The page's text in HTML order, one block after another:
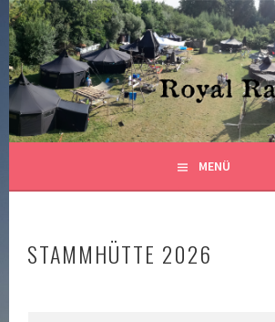
Springe
zum
InhaltROYAL RANGERS
CHRISTLICHE PFADFINDER BIBERACH
MENÜ
STAMMHÜTTE 2026